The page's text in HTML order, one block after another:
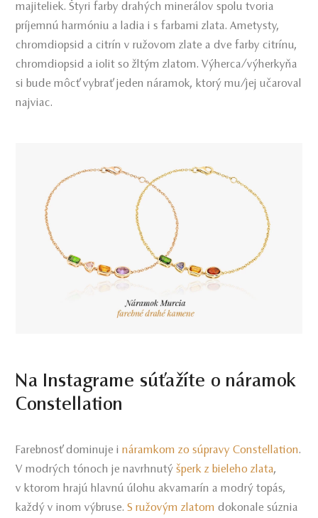
majiteliek. Štyri farby drahých minerálov spolu tvoria
príjemnú harmóniu a ladia i s farbami zlata. Ametysty,
chromdiopsid a citrín v ružovom zlate a dve farby citrínu,
chromdiopsid a iolit so žltým zlatom. Výherca/výherkyňa
si bude môcť vybrať jeden náramok, ktorý mu/jej učaroval
najviac.
Na Instagrame súťažíte o náramok
Constellation
Farebnosť dominuje ináramkom zo súpravy Constellation.
V modrých tónoch je navrhnutýšperk z bieleho zlata,
v ktorom hrajú hlavnú úlohu akvamarín a modrý topás,
každý v inom výbruse.S ružovým zlatom dokonale súznia